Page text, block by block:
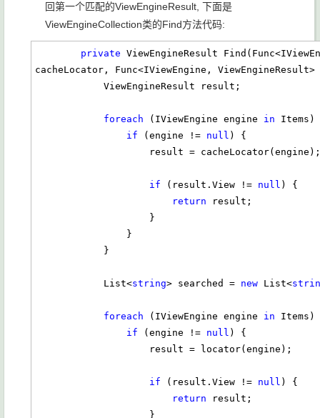
回第一个匹配的ViewEngineResult, 下面是
ViewEngineCollection类的Find方法代码:
private ViewEngineResult
cacheLocator, Func<IViewEngine,
foreach (IViewEngine engine in Items)
if (engine != null ) {
if (result.View != null ) {
return result;
            List<
string> searched = new List<
foreach (IViewEngine engine in Items)
if (engine != null ) {
if (result.View != null ) {
return result;